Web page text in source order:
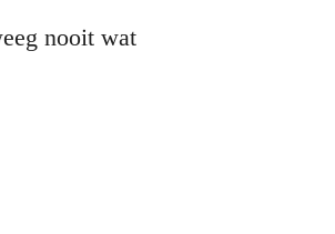
nooit wat